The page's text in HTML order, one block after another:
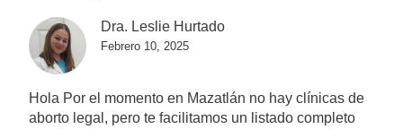
Dra. Leslie Hurtado
Febrero 10, 2025
Hola Por el momento en Mazatlán no hay clínicas de
aborto legal, pero te facilitamos un listado completo